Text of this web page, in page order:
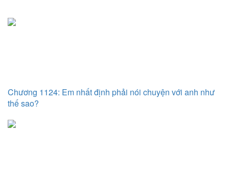
Chương 1124: Em nhất định phải nói chuyện với anh như
thế sao?